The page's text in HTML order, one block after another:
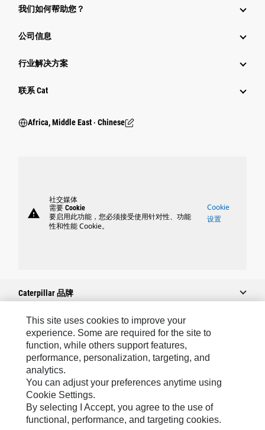
我们如何帮助您？
公司信息
行业解决方案
行业
联系 Cat
Africa, Middle East ‧ Chinese
warning
社交媒体
需要 Cookie
要启用此功能，您必须接受使用针对性、功能
性和性能 Cookie。
Cookie
设置
Caterpillar 品牌
Caterpillar.com
联系 Caterpillar
我的营销首选项
站点地图
Cookie Settings
This site uses cookies to improve your
experience. Some are required for the site to
function, while others support features,
performance, personalization, targeting, and
analytics.
You can adjust your preferences anytime using
Cookie Settings.
By selecting I Accept, you agree to the use of
functional, performance, and targeting cookies.